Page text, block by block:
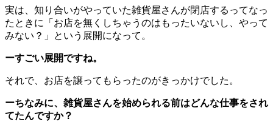
実は、知り合いがやっていた雑貨屋さんが閉店するってなっ
たときに「お店を無くしちゃうのはもったいないし、やって
みない？」という展開になって。
ーすごい展開ですね。
それで、お店を譲ってもらったのがきっかけでした。
ーちなみに、雑貨屋さんを始められる前はどんな仕事をされ
てたんですか？